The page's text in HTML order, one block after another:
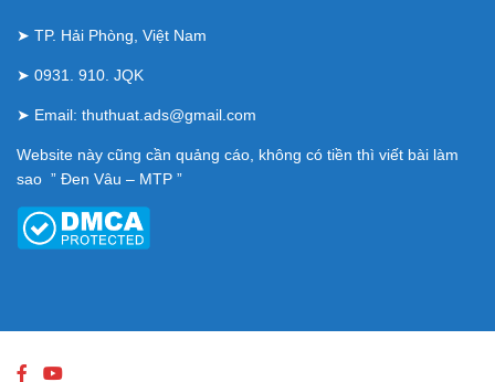
➤ TP. Hải Phòng, Việt Nam
➤ 0931. 910. JQK
➤ Email: thuthuat.ads@gmail.com
Website này cũng cần quảng cáo, không có tiền thì viết bài làm
sao ” Đen Vâu – MTP ”